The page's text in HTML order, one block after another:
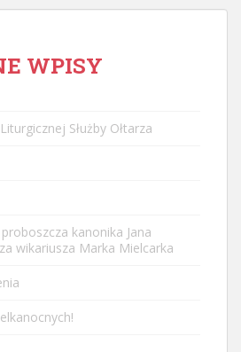
WPISY
Służby Ołtarza
kanonika Jana
wikariusza Marka Mielcarka